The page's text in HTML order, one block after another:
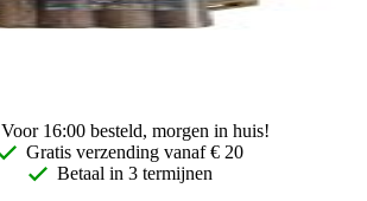
Voor 16:00 besteld, morgen in huis!
Gratis verzending vanaf € 20
Betaal in 3 termijnen